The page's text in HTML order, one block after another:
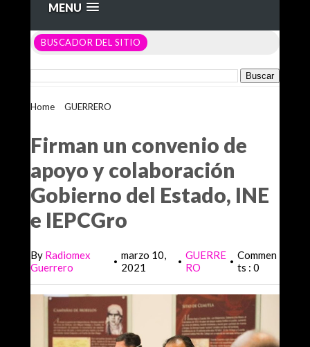
MENU
BUSCADOR DEL SITIO
Home GUERRERO
Firman un convenio de
apoyo y colaboración
Gobierno del Estado, INE
e IEPCGro
By Radiomex
Guerrero
• marzo 10,
2021
• GUERRE
RO
• Commen
ts : 0